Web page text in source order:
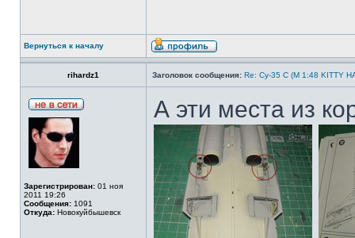
Вернуться к началу
rihardz1 Заголовок сообщения: Re: Су-35 С (М 1:48 KITTY
Зарегистрирован: 01 ноя
2011 19:26
Сообщения: 1091
Откуда: Новокуйбышевск
А эти места из